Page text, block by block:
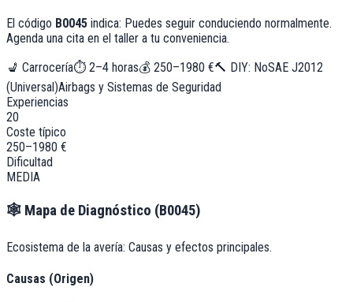
El código B0045 indica: Puedes seguir conduciendo normalmente.
Agenda una cita en el taller a tu conveniencia.
💺 Carrocería⏱ 2–4 horas💰 250–1980 €🔨 DIY: NoSAE J2012
(Universal)Airbags y Sistemas de Seguridad
Experiencias
20
Coste típico
250–1980 €
Dificultad
MEDIA
🕸️ Mapa de Diagnóstico (B0045)
Ecosistema de la avería: Causas y efectos principales.
Causas (Origen)